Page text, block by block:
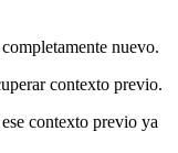
nuevo.
contexto previo.
contexto previo ya